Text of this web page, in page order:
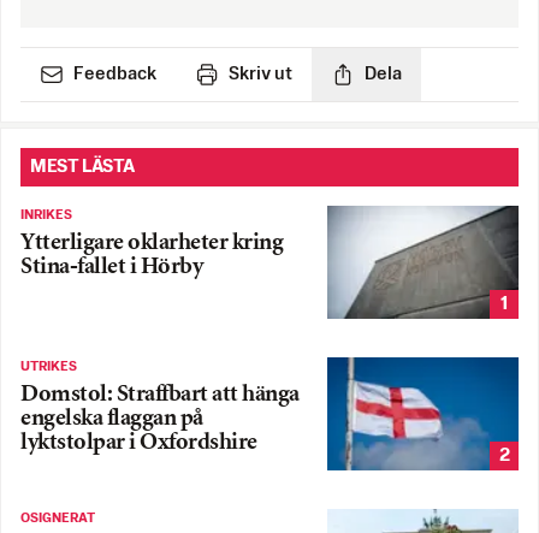
Feedback Skriv ut Dela
MEST LÄSTA
INRIKES
Ytterligare oklarheter kring
Stina-fallet i Hörby
1
UTRIKES
Domstol: Straffbart att hänga
engelska flaggan på
lyktstolpar i Oxfordshire
2
OSIGNERAT